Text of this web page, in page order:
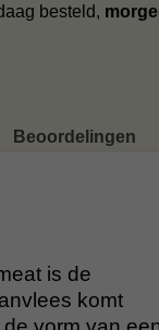
besteld,
Beoordelingen
is de
komt